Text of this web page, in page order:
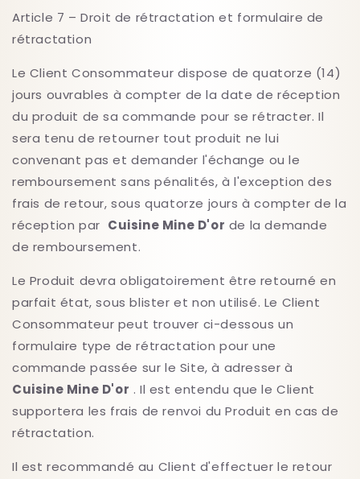
Article 7 – Droit de rétractation et formulaire de
rétractation
Le Client Consommateur dispose de quatorze (14)
jours ouvrables à compter de la date de réception
du produit de sa commande pour se rétracter. Il
sera tenu de retourner tout produit ne lui
convenant pas et demander l'échange ou le
remboursement sans pénalités, à l'exception des
frais de retour, sous quatorze jours à compter de la
réception par Cuisine Mine D'or de la demande
de remboursement.
Le Produit devra obligatoirement être retourné en
parfait état, sous blister et non utilisé. Le Client
Consommateur peut trouver ci-dessous un
formulaire type de rétractation pour une
commande passée sur le Site, à adresser à
Cuisine Mine D'or . Il est entendu que le Client
supportera les frais de renvoi du Produit en cas de
rétractation.
Il est recommandé au Client d'effectuer le retour